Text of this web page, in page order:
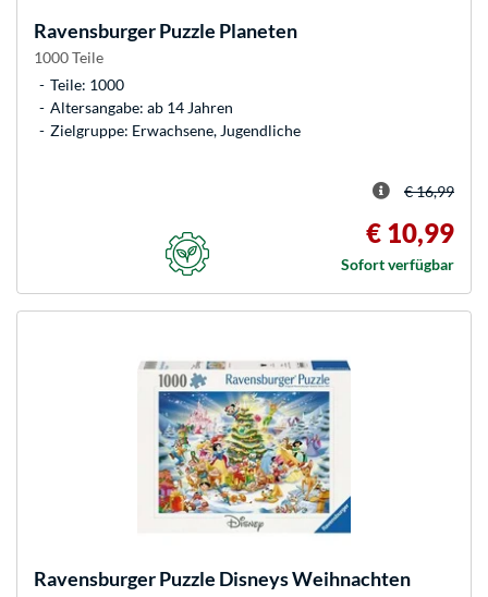
RavensburgerPuzzle Planeten
1000 Teile
Teile: 1000
Altersangabe: ab 14 Jahren
Zielgruppe: Erwachsene, Jugendliche
€ 16,99
€ 10,99
Sofort verfügbar
RavensburgerPuzzle Disneys Weihnachten